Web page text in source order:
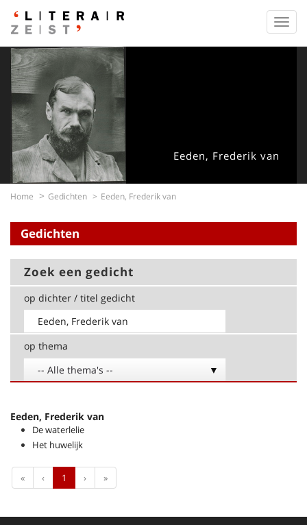
Eeden, Frederik van
Home Gedichten Eeden, Frederik van
Gedichten
Zoek een gedicht
op dichter / titel gedicht
op thema
-- Alle thema's --
Eeden, Frederik van
De waterlelie
Het huwelijk
«First ‹Previous
1 ›Next»Last